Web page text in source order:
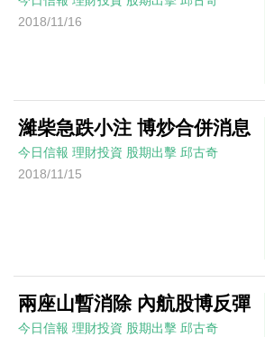
2018/11/16
濰柴急跌小注 博炒合併消息
今日信報 理財投資 股期出擊 邱古奇
2018/11/15
兩座山暫消除 內航股博反彈
今日信報 理財投資 股期出擊 邱古奇